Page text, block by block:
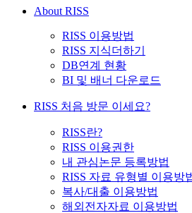
About RISS
RISS 이용방법
RISS 지식더하기
DB연계 현황
BI 및 배너 다운로드
RISS 처음 방문 이세요?
RISS란?
RISS 이용권한
내 관심논문 등록방법
RISS 자료 유형별 이용방
복사/대출 이용방법
해외전자자료 이용방법